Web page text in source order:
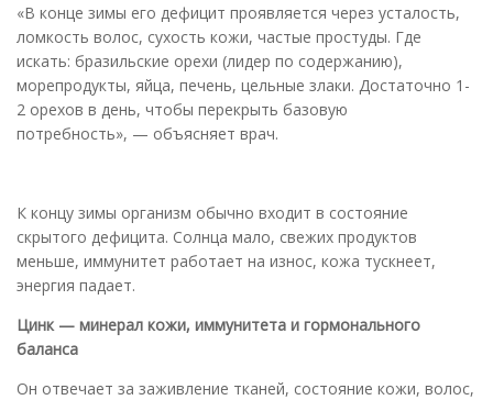
«В конце зимы его дефицит проявляется через усталость,
ломкость волос, сухость кожи, частые простуды. Где
искать: бразильские орехи (лидер по содержанию),
морепродукты, яйца, печень, цельные злаки. Достаточно 1-
2 орехов в день, чтобы перекрыть базовую
потребность», — объясняет врач.
К концу зимы организм обычно входит в состояние
скрытого дефицита. Солнца мало, свежих продуктов
меньше, иммунитет работает на износ, кожа тускнеет,
энергия падает.
Цинк — минерал кожи, иммунитета и гормонального
баланса
Он отвечает за заживление тканей, состояние кожи, волос,